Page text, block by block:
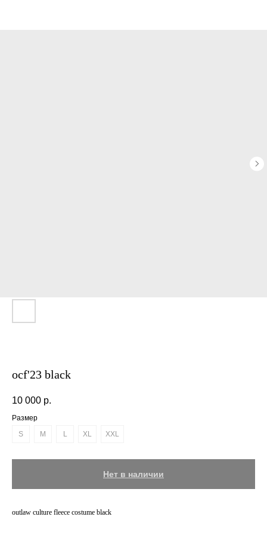
ocf'23 black
10 000 р.
Размер
S
M L XL XXL
Нет в наличии
outlaw culture fleece costume black